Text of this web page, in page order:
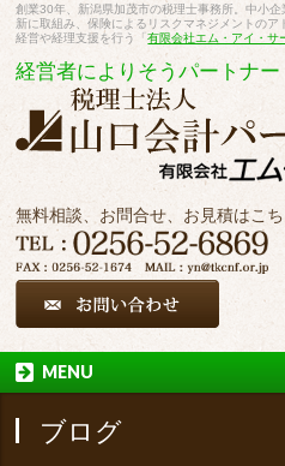
創業30年、新潟県加茂市の税理士事務所。中小
新に取組み、保険によるリスクマネジメントのア
経営や経理支援を行う「有限会社エム・アイ・サ
経営者によりそうパートナー
無料相談、お問合せ、お見積はこち
MENU
ブログ